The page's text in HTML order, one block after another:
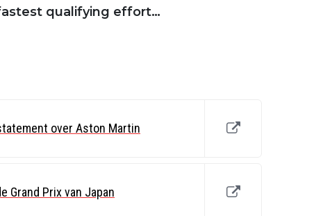
qualifying effort…
over Aston Martin
Grand Prix van Japan